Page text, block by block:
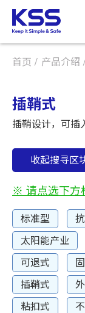
首页 产品介绍
插鞘式
插鞘设计，可插
收起搜寻区
※ 请点选下方
标准型
太阳能产业
可退式
插鞘式
粘扣式